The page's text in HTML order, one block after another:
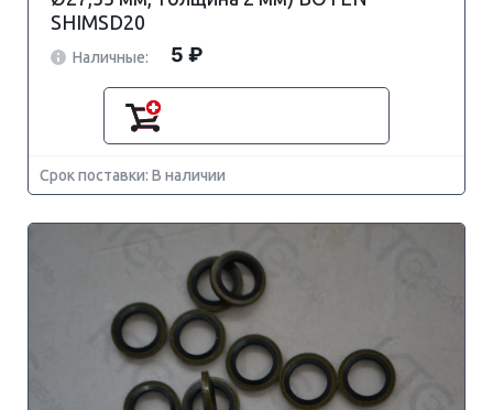
SHIMSD20
Наличные: 5 ₽
Срок поставки: В наличии